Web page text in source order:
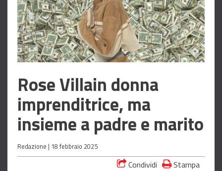
Rose Villain donna
imprenditrice, ma
insieme a padre e marito
Redazione | 18 febbraio 2025
Condividi
Stampa